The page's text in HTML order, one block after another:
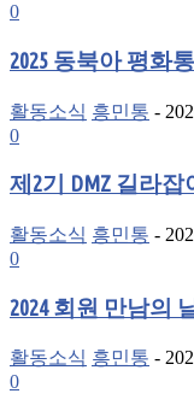
0
2025 동북아 평화
활동소식 흥민통 -
0
제2기 DMZ 길라
활동소식 흥민통 -
0
2024 회원 만남의
활동소식 흥민통 -
0